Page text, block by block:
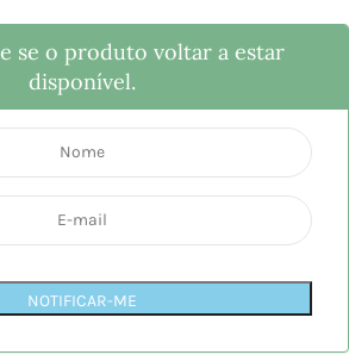
se o produto voltar a estar
disponível.
NOTIFICAR-ME